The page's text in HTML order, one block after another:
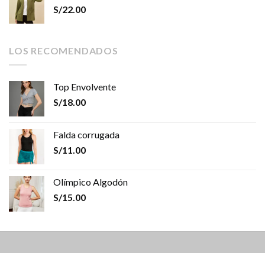
S/22.00
LOS RECOMENDADOS
Top Envolvente
S/18.00
Falda corrugada
S/11.00
Olímpico Algodón
S/15.00